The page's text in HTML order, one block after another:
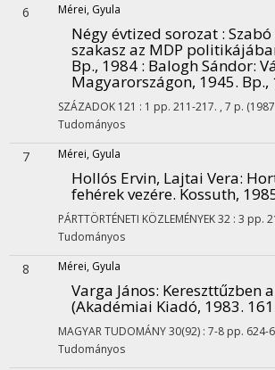
6 Mérei, Gyula
Négy évtized sorozat :
szakasz az MDP
Bp., 1984 : Balogh Sándor:
Magyarországon, 1945. Bp.,
SZÁZADOK 121 : 1 pp. 211-217. , 7 p.
Tudományos
7 Mérei, Gyula
Hollós Ervin, Lajtai Vera:
fehérek vezére. Kossuth,
PÁRTTÖRTÉNETI KÖZLEMÉNYEK32 : 3 pp.
Tudományos
8 Mérei, Gyula
Varga János: Kereszttűzben
(Akadémiai Kiadó, 1983.
MAGYAR TUDOMÁNY30(92) : 7-8 pp. 624-
Tudományos